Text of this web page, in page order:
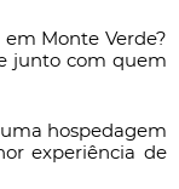
Monte Verde?
junto com quem
hospedagem
experiência de